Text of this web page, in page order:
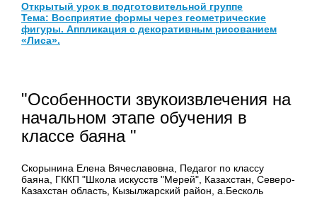
Открытый урок в подготовительной группе
Тема: Восприятие формы через геометрические
фигуры. Аппликация с декоративным рисованием
«Лиса».
"Особенности звукоизвлечения на
начальном этапе обучения в
классе баяна "
Скорынина Елена Вячеславовна, Педагог по классу
баяна, ГККП "Школа искусств "Мерей", Казахстан, Северо-
Казахстан область, Кызылжарский район, а.Бесколь